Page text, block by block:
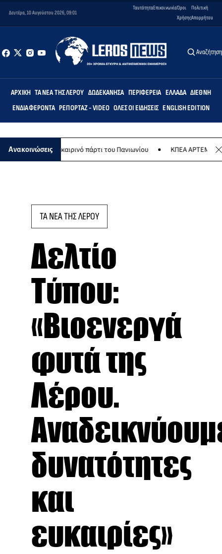
Δευτέρα, 10 Αυγούστου 2026, 09:01
ΤαυτότηταΕπικοινωνίαΌροι
Χρήσης
Πολιτική
Απορρήτου
Αναζήτηση
ΑΡΧΙΚΉ ΤΑ ΝΈΑ ΤΗΣ ΛΈΡΟΥ ΔΩΔΕΚΆΝΗΣΑ ΠΕΡΙΦΈΡΕΙΑ ΕΛΛΆΔΑ ΔΙΕΘΝΉ
ΕΝΔΙΑΦΈΡΟΝΤΑ ΡΕΠΟΡΤΆΖ - VIDEO ΌΛΕΣ ΟΙ ΕΙΔΉΣΕΙΣ ENGLISH EDITION
Ανακοινώσεις
το καλοκαιρινό πάρτι του Πανιωνίου ΚΠΕΑ ΑΡΤΕΜΙΣ: Το
ΤΑ ΝΕΑ ΤΗΣ ΛΕΡΟΥ
Δελτίο
Τύπου:
«Βιοενεργά
φυτά της
Λέρου.
δυνατότητες
και
ευκαιρίες»